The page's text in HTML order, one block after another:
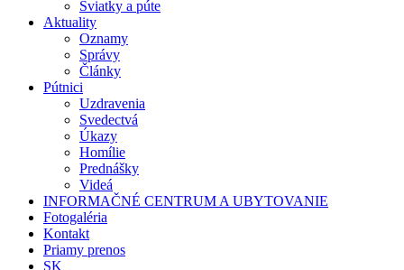
Sviatky a púte
Aktuality
Oznamy
Správy
Články
Pútnici
Uzdravenia
Svedectvá
Úkazy
Homílie
Prednášky
Videá
INFORMAČNÉ CENTRUM A UBYTOVANIE
Fotogaléria
Kontakt
Priamy prenos
SK